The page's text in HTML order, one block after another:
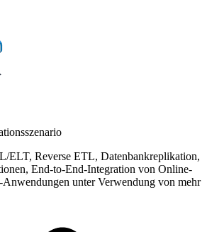
ELT, Reverse ETL, Datenbankreplikation,
End-to-End-Integration von Online-
unter Verwendung von mehr